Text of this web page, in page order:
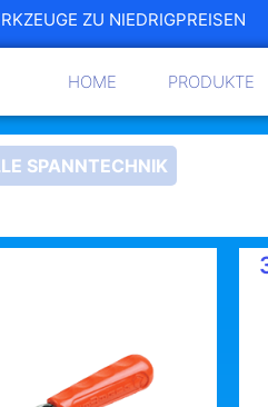
ZU NIEDRIGPREISEN
HOME PRODUKTE
SPANNTECHNIK